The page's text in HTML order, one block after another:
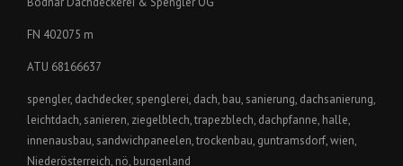
FN 402075 m
ATU 68166637
spengler, dachdecker, spenglerei, dach, bau, sanierung, dachsanierung,
leichtdach, sanieren, ziegelblech, trapezblech, dachpfanne, halle,
innenausbau, sandwichpaneelen, trockenbau, guntramsdorf, wien,
Niederösterreich, nö, burgenland